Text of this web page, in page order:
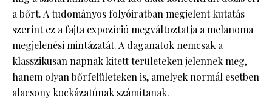
a bőrt. A tudományos folyóiratban megjelent kutatás
szerint ez a fajta expozíció megváltoztatja a melanoma
megjelenési mintázatát. A daganatok nemcsak a
klasszikusan napnak kitett területeken jelennek meg,
hanem olyan bőrfelületeken is, amelyek normál esetben
alacsony kockázatúnak számítanak.